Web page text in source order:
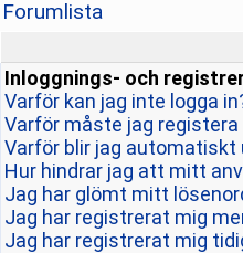
Forumlista
Inloggnings- och
Varför kan jag inte logga
Varför måste jag registera
Varför blir jag automatiskt
Hur hindrar jag att mitt
Jag har glömt mitt
Jag har registrerat mig
Jag har registrerat mig